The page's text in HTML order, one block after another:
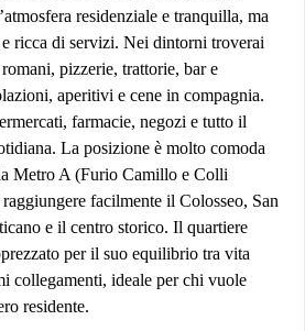
residenziale e tranquilla, ma
ricca di servizi. Nei dintorni troverai
pizzerie, trattorie, bar e
aperitivi e cene in compagnia.
farmacie, negozi e tutto il
La posizione è molto comoda
Metro A (Furio Camillo e Colli
facilmente il Colosseo, San
e il centro storico. Il quartiere
per il suo equilibrio tra vita
collegamenti, ideale per chi vuole
residente.